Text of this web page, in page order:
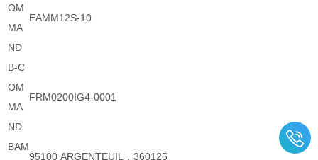
OM
MA
ND
EAMM12S-10
B-C
OM
MA
ND
FRM0200IG4-0001
BAM
95100 ARGENTEUIL，360125